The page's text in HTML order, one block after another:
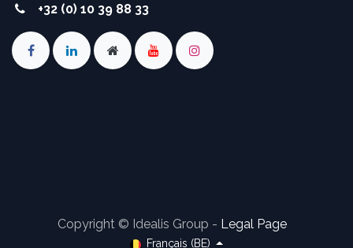
+32 (0) 10 39 88 33
Copyright © Idealis Group - Legal Page
Français (BE)